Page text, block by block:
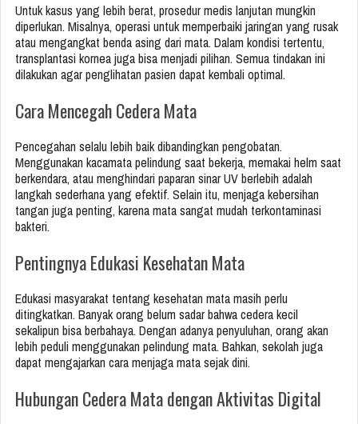
Untuk kasus yang lebih berat, prosedur medis lanjutan mungkin
diperlukan. Misalnya, operasi untuk memperbaiki jaringan yang rusak
atau mengangkat benda asing dari mata. Dalam kondisi tertentu,
transplantasi kornea juga bisa menjadi pilihan. Semua tindakan ini
dilakukan agar penglihatan pasien dapat kembali optimal.
Cara Mencegah Cedera Mata
Pencegahan selalu lebih baik dibandingkan pengobatan.
Menggunakan kacamata pelindung saat bekerja, memakai helm saat
berkendara, atau menghindari paparan sinar UV berlebih adalah
langkah sederhana yang efektif. Selain itu, menjaga kebersihan
tangan juga penting, karena mata sangat mudah terkontaminasi
bakteri.
Pentingnya Edukasi Kesehatan Mata
Edukasi masyarakat tentang kesehatan mata masih perlu
ditingkatkan. Banyak orang belum sadar bahwa cedera kecil
sekalipun bisa berbahaya. Dengan adanya penyuluhan, orang akan
lebih peduli menggunakan pelindung mata. Bahkan, sekolah juga
dapat mengajarkan cara menjaga mata sejak dini.
Hubungan Cedera Mata dengan Aktivitas Digital